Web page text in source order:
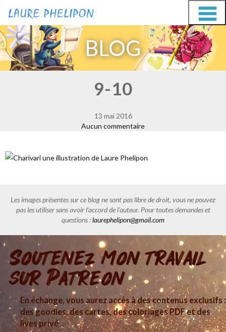
Aller
au
contenu
Aller
au
contenu
BLOG
9-10
13 mai 2016
Aucun commentaire
Les images présentes sur ce blog ne sont pas libre de droit, vous ne pouvez
pas les utiliser sans avoir l'accord de l'auteur. Pour toutes demandes et
questions :laurephelipon@gmail.com
Soutenez mon travail
sur Patreon
En échange, vous aurez accès à des contenus exclusifs :
des goodies, des cartes, des coloriages PDF et des
lives privé ..